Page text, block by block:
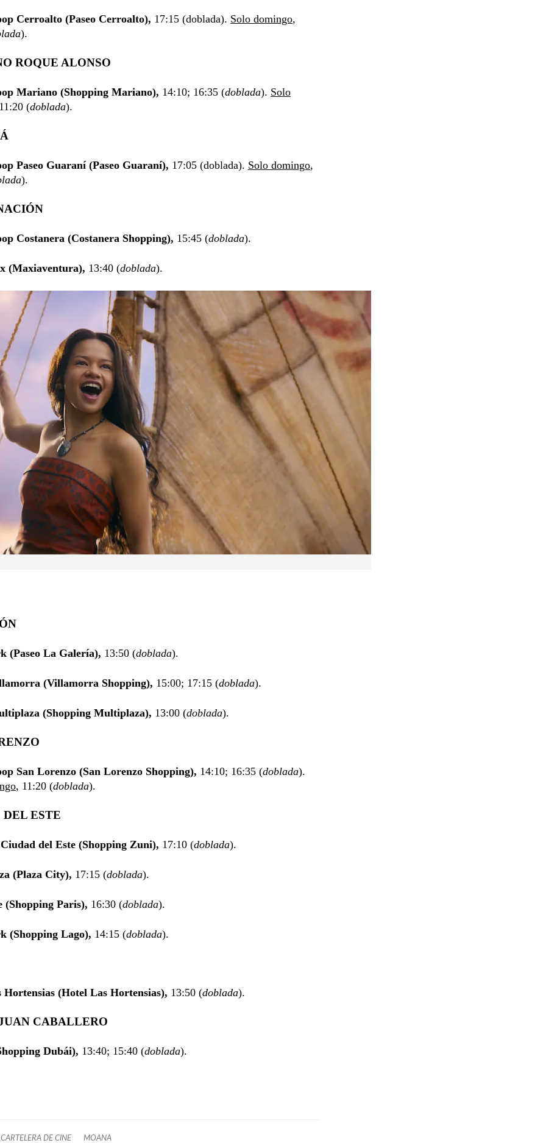
Cerroalto (Paseo Cerroalto), 17:15 (doblada). Solo domingo,
).
ROQUE ALONSO
Mariano (Shopping Mariano), 14:10; 16:35 (doblada). Solo
(doblada).
Paseo Guaraní (Paseo Guaraní), 17:05 (doblada). Solo domingo,
).
Costanera (Costanera Shopping), 15:45 (doblada).
(Maxiaventura), 13:40 (doblada).
(Paseo La Galería), 13:50 (doblada).
(Villamorra Shopping), 15:00; 17:15 (doblada).
(Shopping Multiplaza), 13:00 (doblada).
San Lorenzo (San Lorenzo Shopping), 14:10; 16:35 (doblada).
, 11:20 (doblada).
ESTE
del Este (Shopping Zuni), 17:10 (doblada).
(Plaza City), 17:15 (doblada).
(Shopping Paris), 16:30 (doblada).
(Shopping Lago), 14:15 (doblada).
Hortensias (Hotel Las Hortensias), 13:50 (doblada).
CABALLERO
Dubái), 13:40; 15:40 (doblada).
CARTELERA DE CINE MOANA